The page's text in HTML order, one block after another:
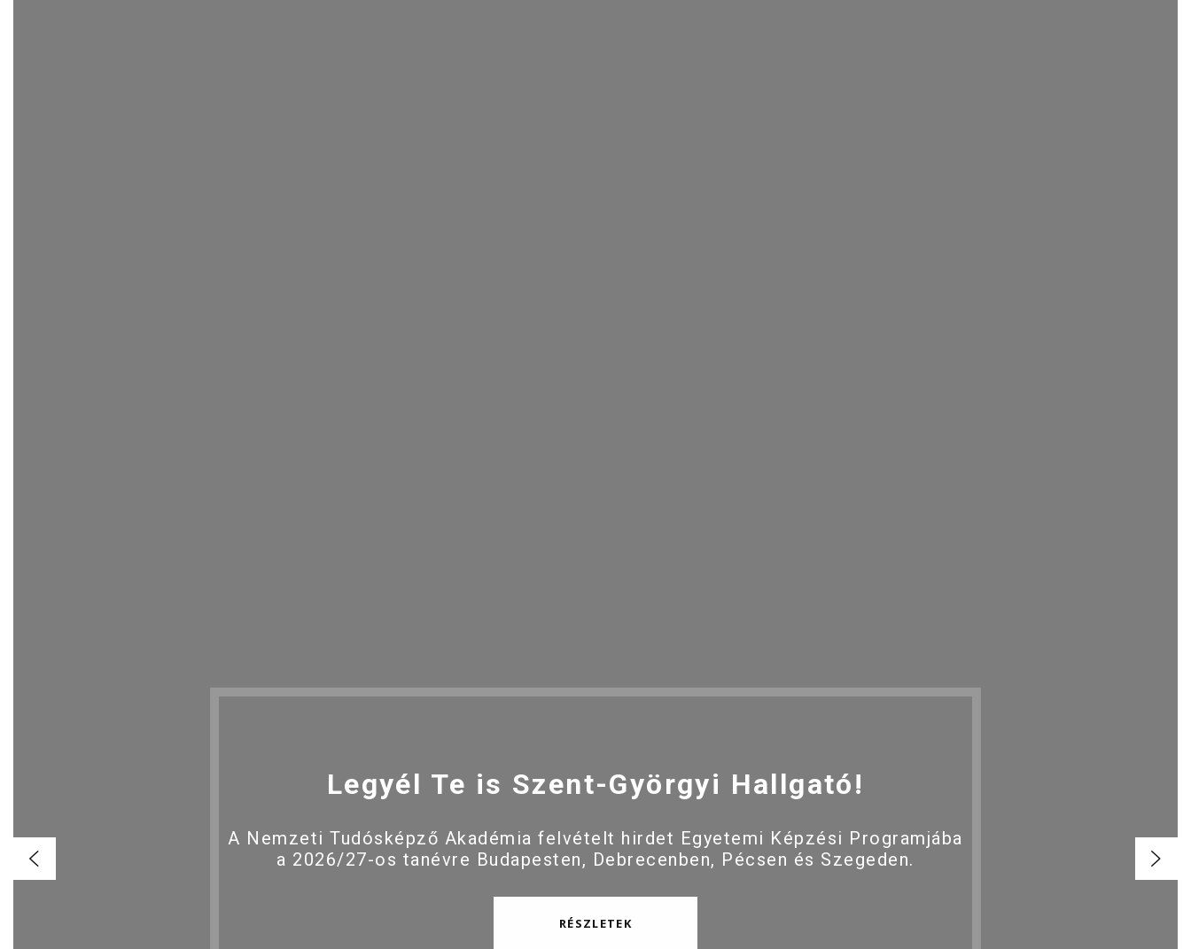
Legyél Te is Szent-Györgyi Hallgató!
A Nemzeti Tudósképző Akadémia felvételt hirdet Egyetemi Képzési Programjába
a 2026/27-os tanévre Budapesten, Debrecenben, Pécsen és Szegeden.
RÉSZLETEK